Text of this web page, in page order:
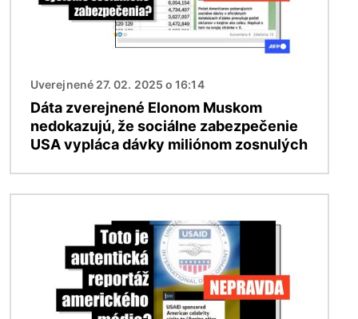
Uverejnené 27. 02. 2025 o 16:14
Dáta zverejnené Elonom Muskom
nedokazujú, že sociálne zabezpečenie
USA vypláca dávky miliónom zosnulých